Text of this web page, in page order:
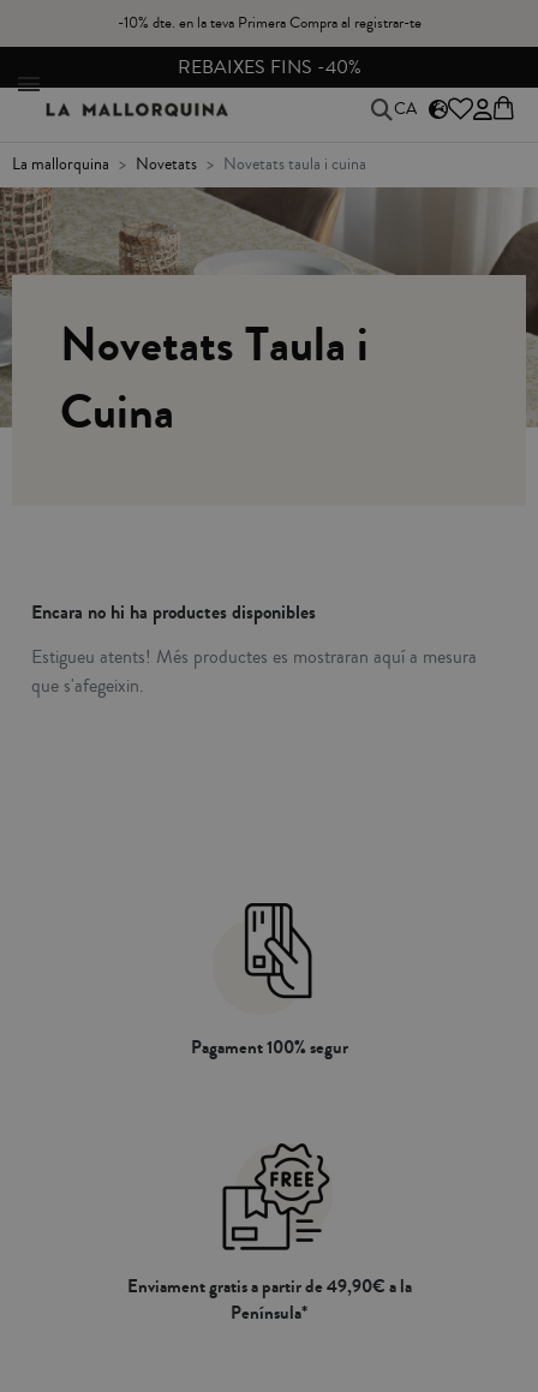
-10% dte. en la teva Primera Compra al registrar-te
CANVIS I DEVOLUCIONS
CA
la mallorquina novetats novetats taula i cuina
Novetats Taula i
Cuina
Encara no hi ha productes disponibles
Estigueu atents! Més productes es mostraran aquí a mesura
que s'afegeixin.
Pagament 100% segur
Enviament gratis a partir de 49,90€ a la
Península*